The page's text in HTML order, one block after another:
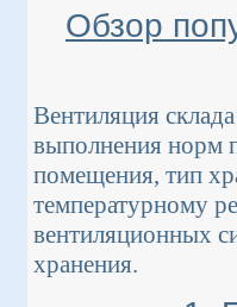
Обзор
Вентиляция
выполнения норм
помещения, тип
температурному
вентиляционных
хранения.